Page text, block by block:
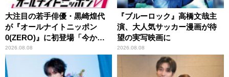
大注目の若手俳優・黒崎煌代
が『オールナイトニッポン
0(ZERO)』に初登場「今から
とてもワクワクしておりま
す！」
2026.08.08
『ブルーロック』高橋文哉主
演、大人気サッカー漫画が待
望の実写映画に
2026.08.08